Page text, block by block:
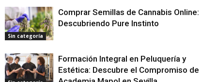
Sin categoría
Comprar Semillas de Cannabis Online:
Descubriendo Pure Instinto
Formación Integral en Peluquería y
Estética: Descubre el Compromiso de